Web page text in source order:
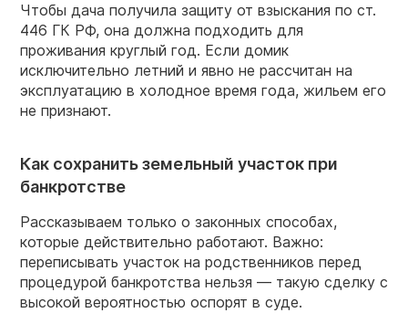
Чтобы дача получила защиту от взыскания по ст.
446 ГК РФ, она должна подходить для
проживания круглый год. Если домик
исключительно летний и явно не рассчитан на
эксплуатацию в холодное время года, жильем его
не признают.
Как сохранить земельный участок при
банкротстве
Рассказываем только о законных способах,
которые действительно работают. Важно:
переписывать участок на родственников перед
процедурой банкротства нельзя — такую сделку с
высокой вероятностью оспорят в суде.